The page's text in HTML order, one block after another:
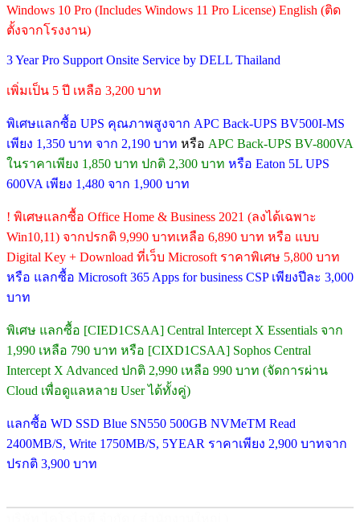
Windows 10 Pro (Includes Windows 11 Pro License) English (ติด
ตั้งจากโรงงาน)
3 Year Pro Support Onsite Service by DELL Thailand
เพิ่มเป็น 5 ปี เหลือ 3,200 บาท
พิเศษแลกซื้อ UPS คุณภาพสูงจาก APC Back-UPS BV500I-MS
เพียง 1,350 บาท จาก 2,190 บาท หรือ APC Back-UPS BV-800VA
ในราคาเพียง 1,850 บาท ปกติ 2,300 บาท หรือ Eaton 5L UPS
600VA เพียง 1,480 จาก 1,900 บาท
! พิเศษแลกซื้อ Office Home & Business 2021 (ลงได้เฉพาะ
Win10,11) จากปรกติ 9,990 บาทเหลือ 6,890 บาท หรือ แบบ
Digital Key + Download ที่เว็บ Microsoft ราคาพิเศษ 5,800 บาท
หรือ แลกซื้อ Microsoft 365 Apps for business CSP เพียงปีละ 3,000
บาท
พิเศษ แลกซื้อ [CIED1CSAA] Central Intercept X Essentials จาก
1,990 เหลือ 790 บาท หรือ [CIXD1CSAA] Sophos Central
Intercept X Advanced ปกติ 2,990 เหลือ 990 บาท (จัดการผ่าน
Cloud เพื่อดูแลหลาย User ได้ทั้งคู่)
แลกซื้อ WD SSD Blue SN550 500GB NVMeTM Read
2400MB/S, Write 1750MB/S, 5YEAR ราคาเพียง 2,900 บาทจาก
ปรกติ 3,900 บาท